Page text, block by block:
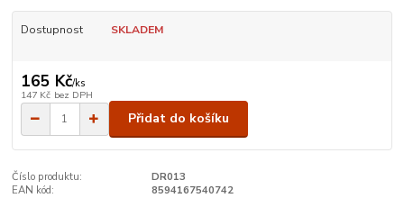
Dostupnost SKLADEM
165 Kč/ks
147 Kč bez DPH
Přidat do košíku
Číslo produktu:
DR013
EAN kód:
8594167540742